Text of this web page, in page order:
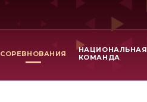
СОРЕВНОВАНИЯ
НАЦИОНАЛЬНАЯ
КОМАНДА